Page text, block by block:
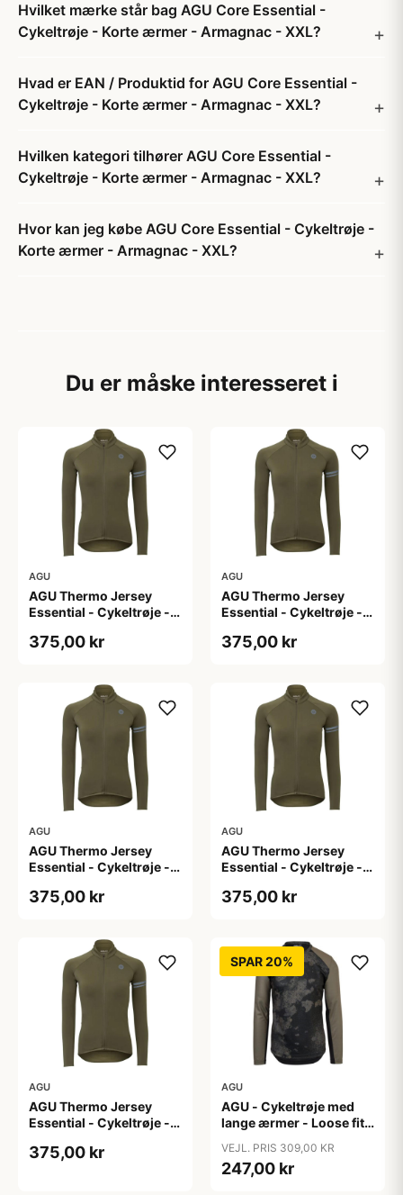
Hvilket mærke står bag AGU Core Essential -
Cykeltrøje - Korte ærmer - Armagnac - XXL?
Hvad er EAN / Produktid for AGU Core Essential -
Cykeltrøje - Korte ærmer - Armagnac - XXL?
Hvilken kategori tilhører AGU Core Essential -
Cykeltrøje - Korte ærmer - Armagnac - XXL?
Hvor kan jeg købe AGU Core Essential - Cykeltrøje -
Korte ærmer - Armagnac - XXL?
Du er måske interesseret i
AGU
AGU Thermo Jersey
Essential - Cykeltrøje -
L
375,00 kr
AGU
AGU Thermo Jersey
Essential - Cykeltrøje -
M
375,00 kr
AGU
AGU Thermo Jersey
Essential - Cykeltrøje -
S
375,00 kr
AGU
AGU Thermo Jersey
Essential - Cykeltrøje -
XL
375,00 kr
AGU
AGU Thermo Jersey
Essential - Cykeltrøje -
XXL
375,00 kr
SPAR 20%
AGU
AGU - Cykeltrøje med
lange ærmer - Loose fit -
VEJL. PRIS 309,00 KR
247,00 kr